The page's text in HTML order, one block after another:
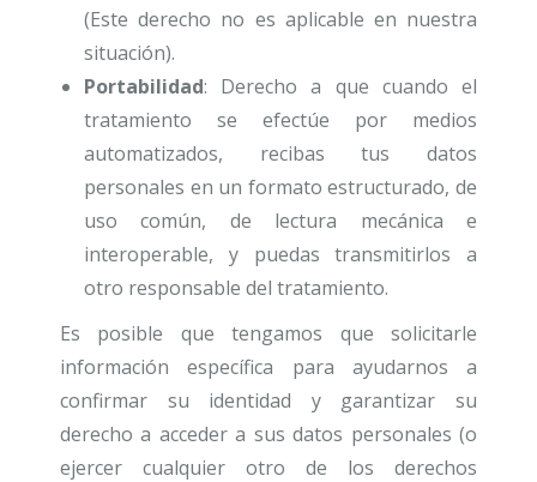
(Este derecho no es aplicable en nuestra
situación).
Portabilidad: Derecho a que cuando el
tratamiento se efectúe por medios
automatizados, recibas tus datos
personales en un formato estructurado, de
uso común, de lectura mecánica e
interoperable, y puedas transmitirlos a
otro responsable del tratamiento.
Es posible que tengamos que solicitarle
información específica para ayudarnos a
confirmar su identidad y garantizar su
derecho a acceder a sus datos personales (o
ejercer cualquier otro de los derechos